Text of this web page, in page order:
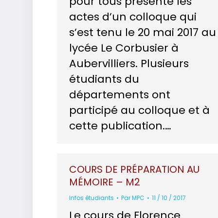
actes d’un colloque qui
s’est tenu le 20 mai 2017 au
lycée Le Corbusier à
Aubervilliers. Plusieurs
étudiants du
départements ont
participé au colloque et à
cette publication.…
COURS DE PRÉPARATION AU
MÉMOIRE – M2
Infos étudiants ParMPC 11 / 10 / 2017